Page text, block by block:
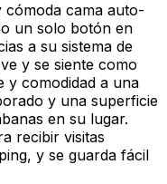
cómoda cama auto-
un solo botón en
a su sistema de
y se siente como
y comodidad a una
y una superficie
en su lugar.
recibir visitas
y se guarda fácil